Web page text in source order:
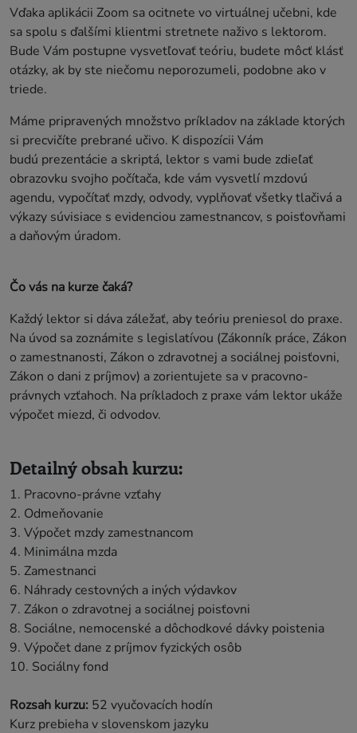
Vďaka aplikácii Zoom sa ocitnete vo virtuálnej učebni, kde
sa spolu s ďalšími klientmi stretnete naživo s lektorom.
Bude Vám postupne vysvetľovať teóriu, budete môcť klásť
otázky, ak by ste niečomu neporozumeli, podobne ako v
triede.
Máme pripravených množstvo príkladov na základe ktorých
si precvičíte prebrané učivo. K dispozícii Vám
budú prezentácie a skriptá, lektor s vami bude zdieľať
obrazovku svojho počítača, kde vám vysvetlí mzdovú
agendu, vypočítať mzdy, odvody, vyplňovať všetky tlačivá a
výkazy súvisiace s evidenciou zamestnancov, s poisťovňami
a daňovým úradom.
Čo vás na kurze čaká?
Každý lektor si dáva záležať, aby teóriu preniesol do praxe.
Na úvod sa zoznámite s legislatívou (Zákonník práce, Zákon
o zamestnanosti, Zákon o zdravotnej a sociálnej poisťovni,
Zákon o dani z príjmov) a zorientujete sa v pracovno-
právnych vzťahoch. Na príkladoch z praxe vám lektor ukáže
výpočet miezd, či odvodov.
Detailný obsah kurzu:
1. Pracovno-právne vzťahy
2. Odmeňovanie
3. Výpočet mzdy zamestnancom
4. Minimálna mzda
5. Zamestnanci
6. Náhrady cestovných a iných výdavkov
7. Zákon o zdravotnej a sociálnej poisťovni
8. Sociálne, nemocenské a dôchodkové dávky poistenia
9. Výpočet dane z príjmov fyzických osôb
10. Sociálny fond
Rozsah kurzu: 52 vyučovacích hodín
Kurz prebieha v slovenskom jazyku